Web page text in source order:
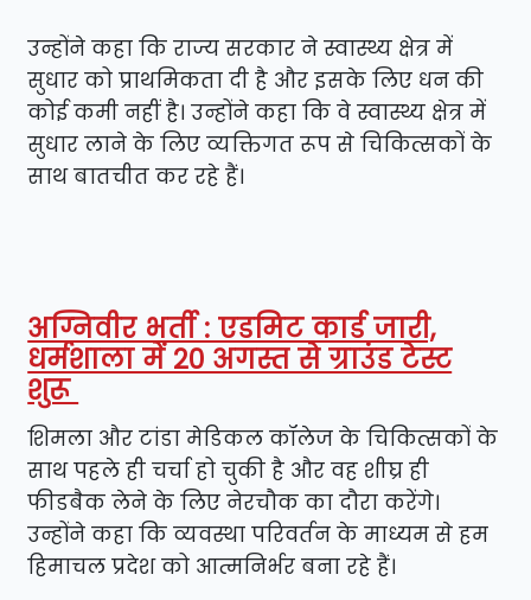
उन्होंने कहा कि राज्य सरकार ने स्वास्थ्य क्षेत्र में
सुधार को प्राथमिकता दी है और इसके लिए धन की
कोई कमी नहीं है। उन्होंने कहा कि वे स्वास्थ्य क्षेत्र में
सुधार लाने के लिए व्यक्तिगत रूप से चिकित्सकों के
साथ बातचीत कर रहे हैं।
अग्निवीर भर्ती : एडमिट कार्ड जारी,
धर्मशाला में 20 अगस्त से ग्राउंड टेस्ट
शुरू
शिमला और टांडा मेडिकल कॉलेज के चिकित्सकों के
साथ पहले ही चर्चा हो चुकी है और वह शीघ्र ही
फीडबैक लेने के लिए नेरचौक का दौरा करेंगे।
उन्होंने कहा कि व्यवस्था परिवर्तन के माध्यम से हम
हिमाचल प्रदेश को आत्मनिर्भर बना रहे हैं।